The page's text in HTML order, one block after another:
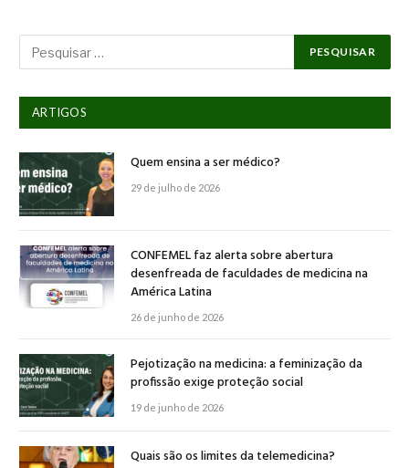
ARTIGOS
Quem ensina a ser médico?
29 de julho de 2026
CONFEMEL faz alerta sobre abertura
desenfreada de faculdades de medicina na
América Latina
26 de junho de 2026
Pejotização na medicina: a feminização da
profissão exige proteção social
19 de junho de 2026
Quais são os limites da telemedicina?